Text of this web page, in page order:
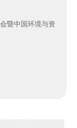
暨中国环境与资